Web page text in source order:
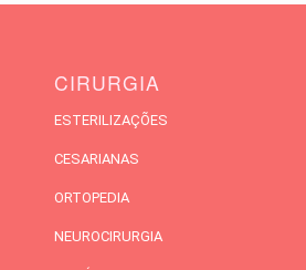
CIRURGIA
ESTERILIZAÇÕES
CESARIANAS
ORTOPEDIA
NEUROCIRURGIA